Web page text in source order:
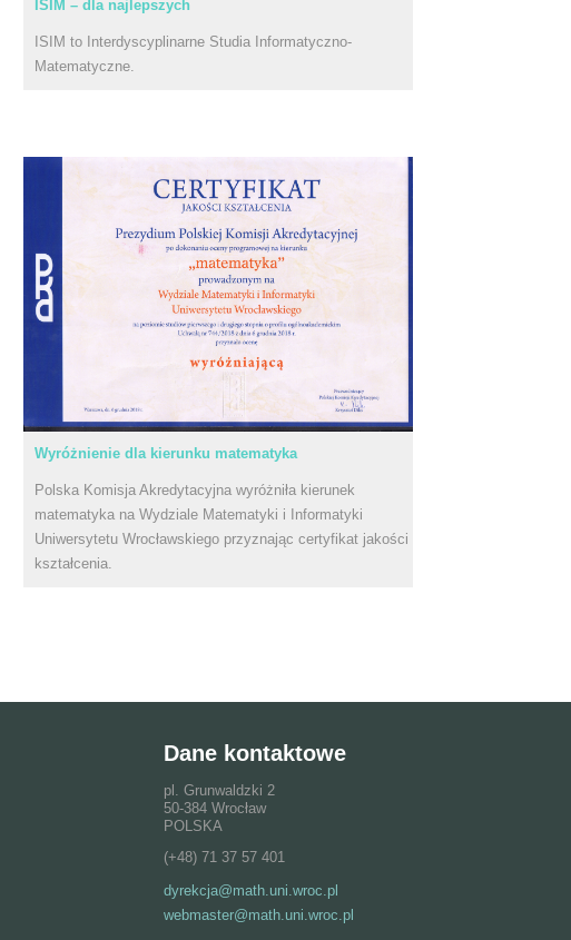
ISIM – dla najlepszych
ISIM to Interdyscyplinarne Studia Informatyczno-
Matematyczne.
Wyróżnienie dla kierunku matematyka
Polska Komisja Akredytacyjna wyróżniła kierunek
matematyka na Wydziale Matematyki i Informatyki
Uniwersytetu Wrocławskiego przyznając certyfikat jakości
kształcenia.
Dane kontaktowe
pl. Grunwaldzki 2
50-384 Wrocław
POLSKA
(+48) 71 37 57 401
dyrekcja@math.uni.wroc.pl
webmaster@math.uni.wroc.pl